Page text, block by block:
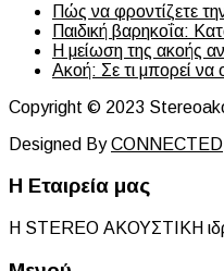
Πώς να φροντίζετε
Παιδική βαρηκοΐα:
Η μείωση της ακοής
Ακοή: Σε τι μπορεί να
Copyright © 2023
Designed ByCONNECTED
Η Εταιρεία μας
Η STEREO ΑΚΟΥΣΤΙΚΗ